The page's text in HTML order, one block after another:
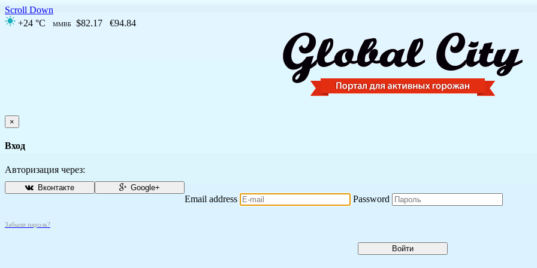
Scroll Down
+24 °C
ММВБ $82.17 €94.84
×
Вход
Авторизация через:
Вконтакте Google+
Email address Password
Забыли пароль?
Войти